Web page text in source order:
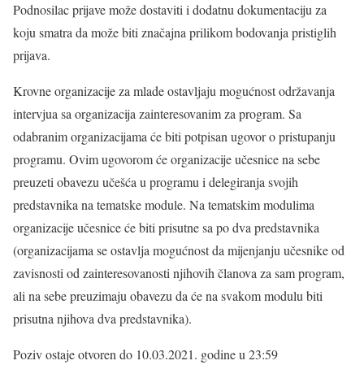
Podnosilac prijave može dostaviti i dodatnu dokumentaciju za
koju smatra da može biti značajna prilikom bodovanja pristiglih
prijava.
Krovne organizacije za mlade ostavljaju mogućnost održavanja
intervjua sa organizacija zainteresovanim za program. Sa
odabranim organizacijama će biti potpisan ugovor o pristupanju
programu. Ovim ugovorom će organizacije učesnice na sebe
preuzeti obavezu učešća u programu i delegiranja svojih
predstavnika na tematske module. Na tematskim modulima
organizacije učesnice će biti prisutne sa po dva predstavnika
(organizacijama se ostavlja mogućnost da mijenjanju učesnike od
zavisnosti od zainteresovanosti njihovih članova za sam program,
ali na sebe preuzimaju obavezu da će na svakom modulu biti
prisutna njihova dva predstavnika).
Poziv ostaje otvoren do 10.03.2021. godine u 23:59